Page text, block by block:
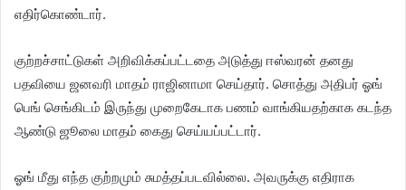
எதிர்கொண்டார்.
குற்றச்சாட்டுகள் அறிவிக்கப்பட்டதை அடுத்து ஈஸ்வரன் தனது
பதவியை ஜனவரி மாதம் ராஜினாமா செய்தார். சொத்து அதிபர் ஓங்
பெங் செங்கிடம் இருந்து முறைகேடாக பணம் வாங்கியதற்காக கடந்த
ஆண்டு ஜூலை மாதம் கைது செய்யப்பட்டார்.
ஓங் மீது எந்த குற்றமும் சுமத்தப்படவில்லை. அவருக்கு எதிராக